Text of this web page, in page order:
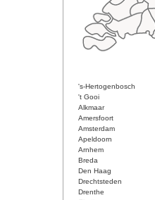
's-Hertogenbosch
't Gooi
Alkmaar
Amersfoort
Amsterdam
Apeldoorn
Arnhem
Breda
Den Haag
Drechtsteden
Drenthe